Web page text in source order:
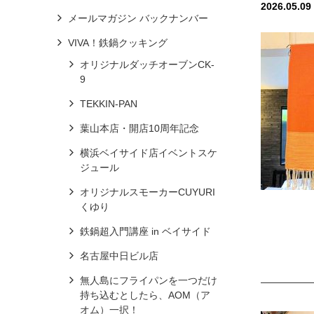
2026.05.09
メールマガジン バックナンバー
VIVA！鉄鍋クッキング
オリジナルダッチオーブンCK-
9
TEKKIN-PAN
葉山本店・開店10周年記念
横浜ベイサイド店イベントスケ
ジュール
オリジナルスモーカーCUYURI
くゆり
鉄鍋超入門講座 in ベイサイド
名古屋中日ビル店
無人島にフライパンを一つだけ
持ち込むとしたら、AOM（ア
オム）一択！